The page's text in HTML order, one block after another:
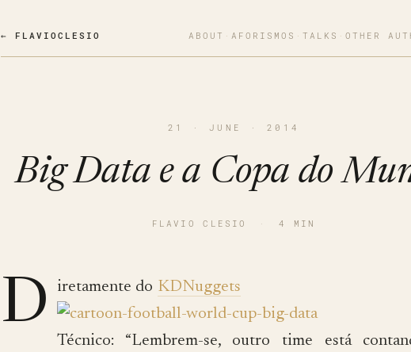
← FLAVIOCLESIO ABOUT ·AFORISMOS · TALKS · OTHER
21 · JUNE · 2014
Big Data e a Copa do
FLAVIO CLESIO · 4 MIN
D iretamente do KDNuggets
Técnico: “Lembrem-se, outro time está